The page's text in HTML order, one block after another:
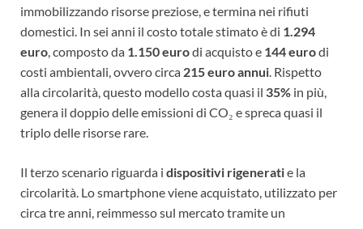
immobilizzando risorse preziose, e termina nei rifiuti
domestici. In sei anni il costo totale stimato è di 1.294
euro, composto da 1.150 eurodi acquisto e 144 eurodi
costi ambientali, ovvero circa 215 euro annui. Rispetto
alla circolarità, questo modello costa quasi il 35% in più,
genera il doppio delle emissioni di CO₂ e spreca quasi il
triplo delle risorse rare.
Il terzo scenario riguarda i dispositivi rigeneratie la
circolarità. Lo smartphone viene acquistato, utilizzato per
circa tre anni, reimmesso sul mercato tramite un